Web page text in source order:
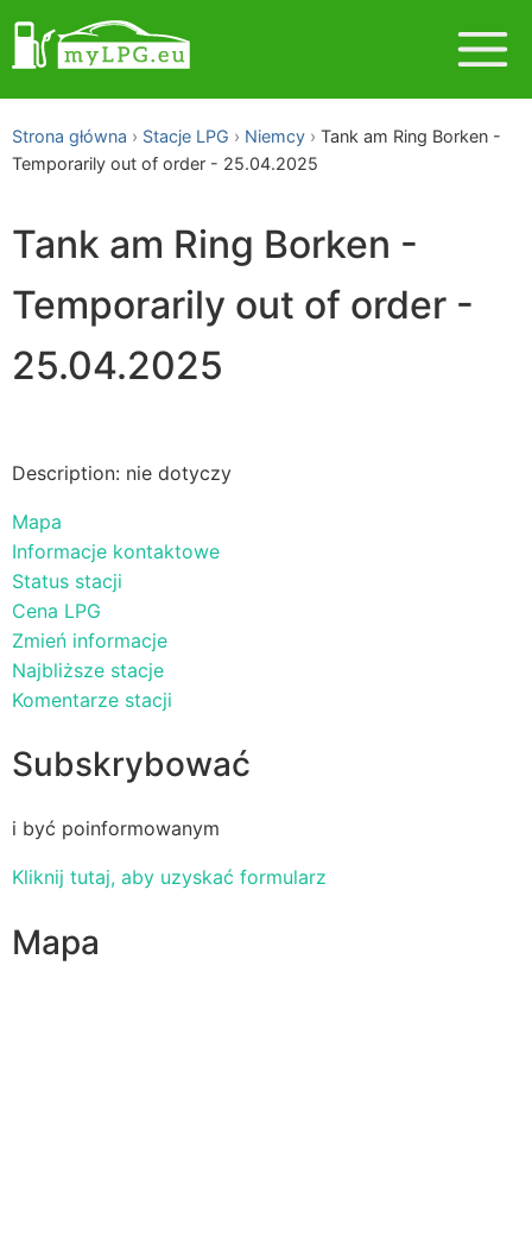
Strona główna Stacje LPG Niemcy
Tank am Ring Borken -
Temporarily out of order - 25.04.2025
Tank am Ring Borken -
Temporarily out of order -
25.04.2025
Description: nie dotyczy
Mapa
Informacje kontaktowe
Status stacji
Cena LPG
Zmień informacje
Najbliższe stacje
Komentarze stacji
Subskrybować
i być poinformowanym
Kliknij tutaj, aby uzyskać formularz
Mapa